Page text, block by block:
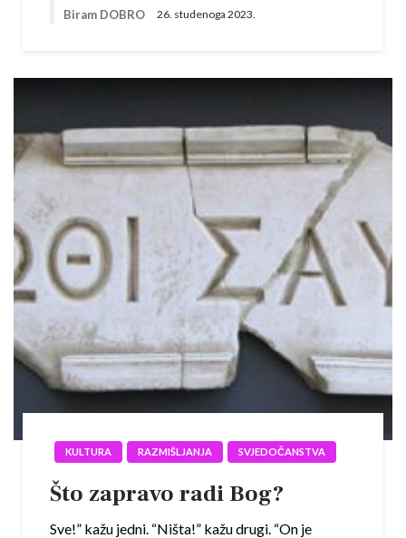
Biram DOBRO 26. studenoga 2023.
KULTURA RAZMIŠLJANJA SVJEDOČANSTVA
Što zapravo radi Bog?
Sve!” kažu jedni. “Ništa!” kažu drugi. “On je